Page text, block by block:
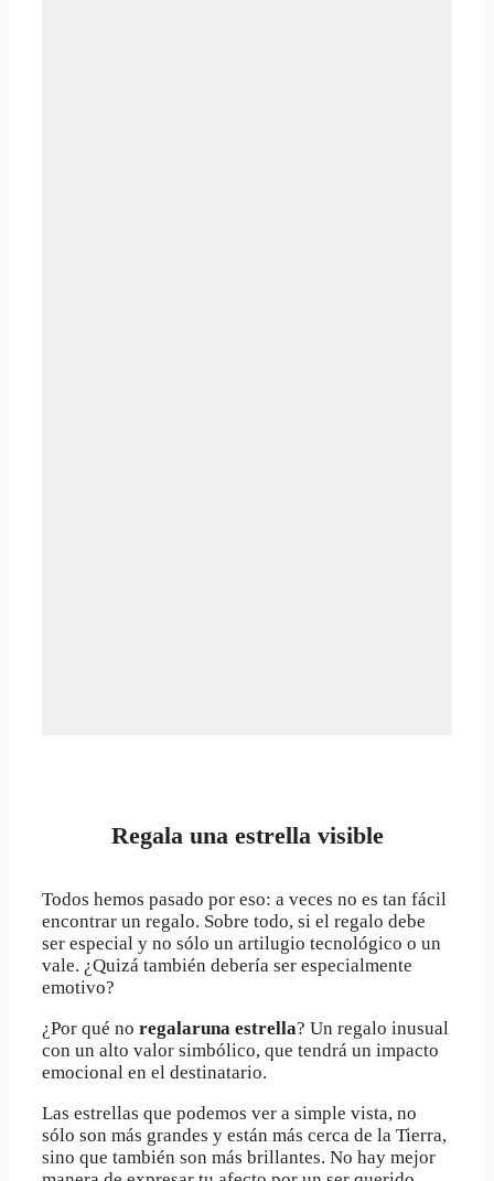
Regala una estrella visible
Todos hemos pasado por eso: a veces no es tan fácil
encontrar un regalo. Sobre todo, si el regalo debe
ser especial y no sólo un artilugio tecnológico o un
vale. ¿Quizá también debería ser especialmente
emotivo?
¿Por qué no regalaruna estrella? Un regalo inusual
con un alto valor simbólico, que tendrá un impacto
emocional en el destinatario.
Las estrellas que podemos ver a simple vista, no
sólo son más grandes y están más cerca de la Tierra,
sino que también son más brillantes. No hay mejor